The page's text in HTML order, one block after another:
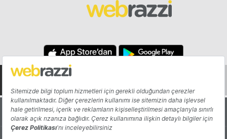
Hakkında Yazarlar